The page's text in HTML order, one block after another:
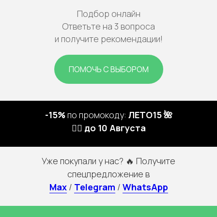
Подбор онлайн
Ответьте на 3 вопроса
и получите рекомендации!
ПОМОЧЬ С ВЫБОРОМ
-15%по промокоду: ЛЕТО15 🌺
🏃‍♀️ до 10 Августа
Уже покупали у нас? 🔥 Получите
спецпредложение в
Max / Telegram / WhatsApp